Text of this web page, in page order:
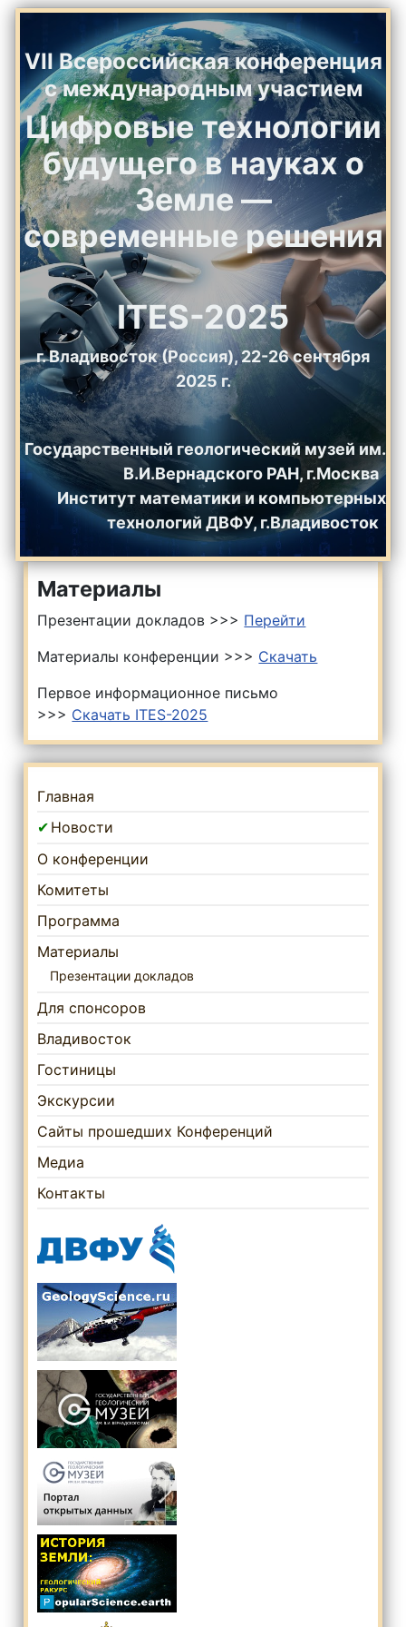
VII Всероссийская конференция
с международным участием
Цифровые технологии
будущего в науках о
Земле —
современные решения
ITES-2025
г. Владивосток (Россия), 22-26 сентября
2025 г.
Государственный геологический музей им.
В.И.Вернадского РАН, г.Москва
Институт математики и компьютерных
технологий ДВФУ, г.Владивосток
Главная
Новости
О конференции
Комитеты
Программа
Материалы
Презентации докладов
Для спонсоров
Владивосток
Гостиницы
Экскурсии
Сайты прошедших Конференций
Медиа
Контакты
Материалы
Презентации докладов >>> Перейти
Материалы конференции >>> Скачать
Первое информационное письмо
>>> Скачать ITES-2025